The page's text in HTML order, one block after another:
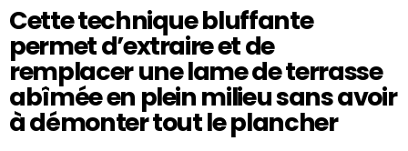
Cette technique bluffante
permet d’extraire et de
remplacer une lame de terrasse
abîmée en plein milieu sans avoir
à démonter tout le plancher